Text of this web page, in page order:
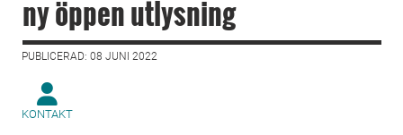
ny öppen utlysning
PUBLICERAD: 08 JUNI 2022
KONTAKT